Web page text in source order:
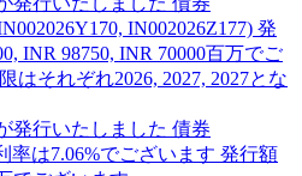
IN002026Z177) 発
INR 98750, INR 70000百万でご
はそれぞれ2026, 2027, 2027とな
発行いたしました 債券
率は7.06%でございます 発行額